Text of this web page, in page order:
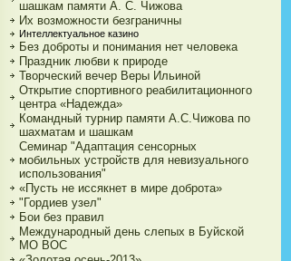
шашкам памяти А. С. Чижова
Их возможности безграничны
Интеллектуальное казино
Без доброты и понимания нет человека
Праздник любви к природе
Творческий вечер Веры Ильиной
Открытие спортивного реабилитационного
центра «Надежда»
Командный турнир памяти А.С.Чижова по
шахматам и шашкам
Семинар "Адаптация сенсорных
мобильных устройств для невизуального
использования"
«Пусть не иссякнет в мире доброта»
"Гордиев узел"
Бои без правил
Международный день слепых в Буйской
МО ВОС